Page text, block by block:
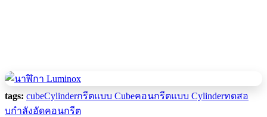
tags: cubeCylinderกรีตแบบ Cubeคอนกรีตแบบ Cylinderทดสอ
บกําลังอัดคอนกรีต